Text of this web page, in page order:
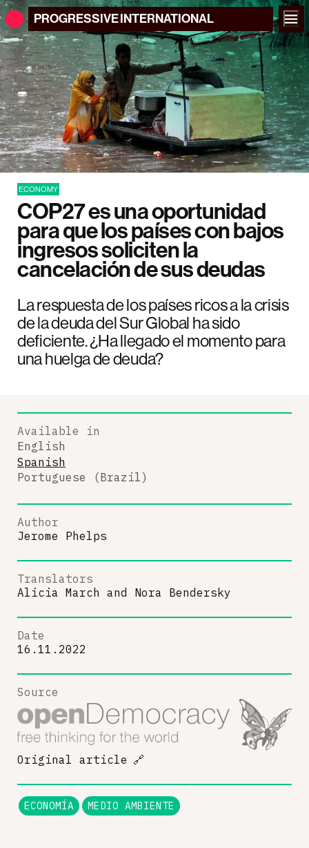
PROGRESSIVEINTERNATIONAL
ECONOMY
COP27 es una oportunidad
para que los países con bajos
ingresos soliciten la
cancelación de sus deudas
La respuesta de los países ricos a la crisis
de la deuda del Sur Global ha sido
deficiente. ¿Ha llegado el momento para
una huelga de deuda?
Available in
English
Spanish
Portuguese (Brazil)
Author
Jerome Phelps
Translators
Alicia March and Nora Bendersky
Date
16.11.2022
Source
Original article 🔗
ECONOMÍA MEDIO AMBIENTE